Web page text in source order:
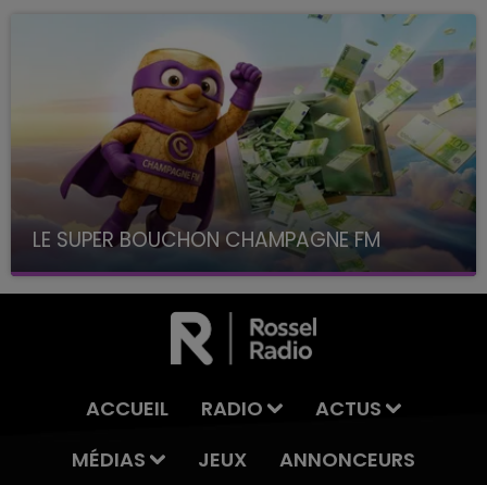
LE SUPER BOUCHON CHAMPAGNE FM
avec La Famille Champagne FM, à 8H10
ACCUEIL RADIO
ACTUS
MÉDIAS
JEUX ANNONCEURS